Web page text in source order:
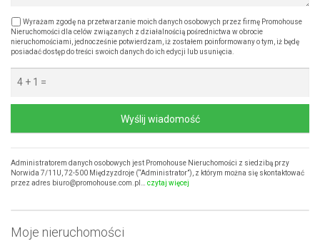
Wyrażam zgodę na przetwarzanie moich danych osobowych przez firmę Promohouse
Nieruchomości dla celów związanych z działalnością pośrednictwa w obrocie
nieruchomościami, jednocześnie potwierdzam, iż zostałem poinformowany o tym, iż będę
posiadać dostęp do treści swoich danych do ich edycji lub usunięcia.
Wyślij wiadomość
Administratorem danych osobowych jest Promohouse Nieruchomości z siedzibą przy
Norwida 7/11U, 72-500 Międzyzdroje (“Administrator”), z którym można się skontaktować
przez adres biuro@promohouse.com.pl… czytaj więcej
Moje nieruchomości